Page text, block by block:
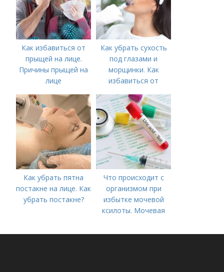
Как избавиться от
прыщей на лице.
Причины прыщей на
лице
Как убрать сухость
под глазами и
морщинки. Как
избавиться от
косметологические
процедуры
Как убрать пятна
постакне на лице. Как
убрать постакне?
Что происходит с
организмом при
избытке мочевой
ксилоты. Мочевая
норма и отклонения